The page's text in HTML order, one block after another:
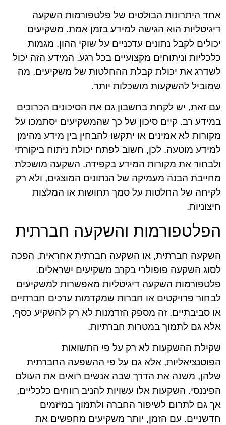
אחד היתרונות הבולטים של פלטפורמות השקעה
דיגיטליות הוא הגישה למידע בזמן אמת. משקיעים
יכולים לקבל נתונים עדכניים על שוקי ההון, מגמות
כלכליות וניתוחים מקצועיים בכל רגע. המידע הזה יכול
לשדרג את יכולת קבלת ההחלטות של משקיעים, מה
שמוביל להשקעות מושכלות יותר.
עם זאת, יש לקחת בחשבון גם את הסיכונים הכרוכים
במידע רב. קיים סיכון של כך שהמשקיעים יסתמכו על
מקורות לא אמינים או יתקשו להבחין בין מידע מהימן
למידע מוטעה. לכן, חשוב לפתח יכולת ניתוח ביקורתי
ולבחור את מקורות המידע בקפידה. השקעה מושכלת
מחייבת הבנה מעמיקה של הנתונים המוצגים, ולא רק
לקיחה של החלטות על סמך תחושות או המלצות
חיצוניות.
הפלטפורמות והשקעה חברתית
השקעה חברתית, או השקעה חברתית אחראית, הפכה
לסוג השקעה פופולרי בקרב משקיעים ישראלים.
פלטפורמות השקעה דיגיטליות מאפשרות למשקיעים
לבחור פרויקטים או חברות שמקדמות ערכים חברתיים
או סביבתיים. זה מספק הזדמנות לא רק להשקיע כסף,
אלא גם לתמוך במטרות חברתיות.
שקילת ההשקעות לא רק על פי התשואות
הפוטנציאליות, אלא גם על פי ההשפעה החברתית
שלהן, משנה את הדרך שבה אנשים רואים את העולם
הפיננסי. השקעות אלו עשויות להניב רווחים כלכליים,
אך גם לתרום לשיפור החברה ולתמוך במיזמים
חדשניים. עם הזמן, יותר משקיעים מחפשים את